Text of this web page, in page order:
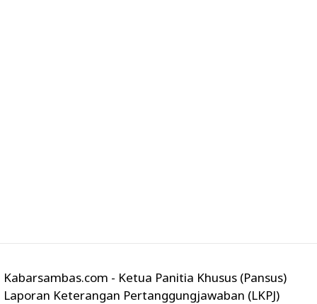
Kabarsambas.com - Ketua Panitia Khusus (Pansus)
Laporan Keterangan Pertanggungjawaban (LKPJ)